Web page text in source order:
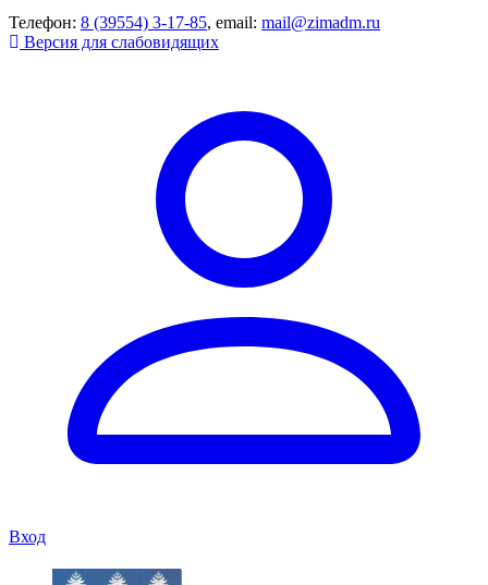
Телефон: 8 (39554) 3-17-85, email: mail@zimadm.ru
Версия для слабовидящих
Вход